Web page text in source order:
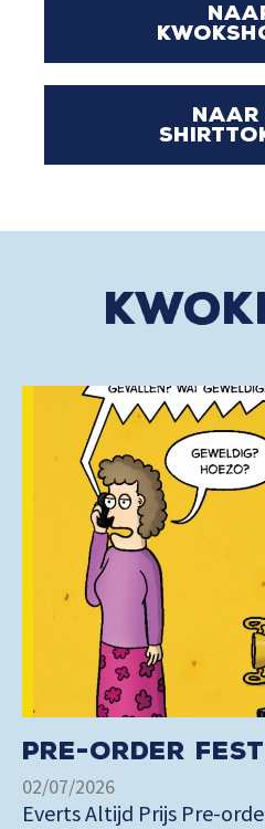
naar
Pre-order
02/07/2026
Everts Altijd Prijs Pre-